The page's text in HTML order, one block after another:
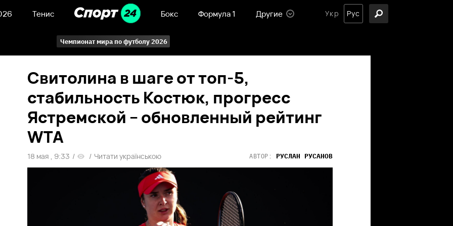
Тенис Бокс Формула 1 Другие Укр Рус
Чемпионат мира по футболу 2026
Свитолина в шаге от топ-5,
стабильность Костюк, прогресс
Ястремской – обновленный рейтинг
WTA
18 мая , 9:33 / / Читати українською АВТОР: РУСЛАН РУСАНОВ